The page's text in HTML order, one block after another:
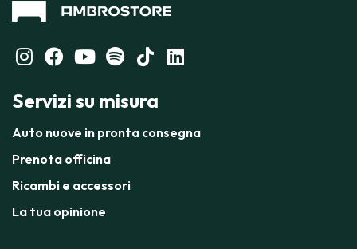
Servizi su misura
Auto nuove in pronta consegna
Prenota officina
Ricambi e accessori
La tua opinione